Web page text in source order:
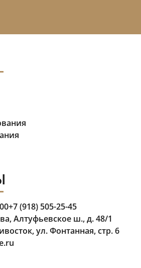
+7 (918) 505-25-45
Алтуфьевское ш., д. 48/1
ул. Фонтанная, стр. 6